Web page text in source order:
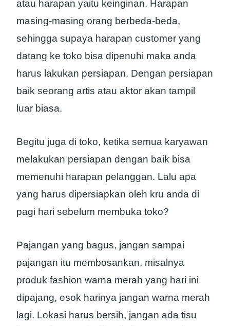
atau harapan yaitu keinginan. Harapan
masing-masing orang berbeda-beda,
sehingga supaya harapan customer yang
datang ke toko bisa dipenuhi maka anda
harus lakukan persiapan. Dengan persiapan
baik seorang artis atau aktor akan tampil
luar biasa.
Begitu juga di toko, ketika semua karyawan
melakukan persiapan dengan baik bisa
memenuhi harapan pelanggan. Lalu apa
yang harus dipersiapkan oleh kru anda di
pagi hari sebelum membuka toko?
Pajangan yang bagus, jangan sampai
pajangan itu membosankan, misalnya
produk fashion warna merah yang hari ini
dipajang, esok harinya jangan warna merah
lagi. Lokasi harus bersih, jangan ada tisu